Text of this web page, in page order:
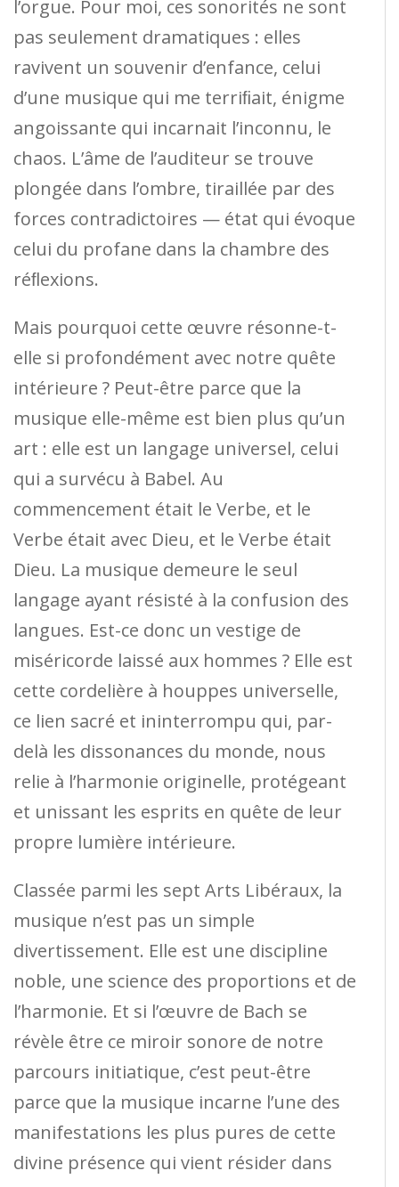
l’orgue. Pour moi, ces sonorités ne sont
pas seulement dramatiques : elles
ravivent un souvenir d’enfance, celui
d’une musique qui me terriﬁait, énigme
angoissante qui incarnait l’inconnu, le
chaos. L’âme de l’auditeur se trouve
plongée dans l’ombre, tiraillée par des
forces contradictoires — état qui évoque
celui du profane dans la chambre des
réﬂexions.
Mais pourquoi cette œuvre résonne-t-
elle si profondément avec notre quête
intérieure ? Peut-être parce que la
musique elle-même est bien plus qu’un
art : elle est un langage universel, celui
qui a survécu à Babel. Au
commencement était le Verbe, et le
Verbe était avec Dieu, et le Verbe était
Dieu. La musique demeure le seul
langage ayant résisté à la confusion des
langues. Est-ce donc un vestige de
miséricorde laissé aux hommes ? Elle est
cette cordelière à houppes universelle,
ce lien sacré et ininterrompu qui, par-
delà les dissonances du monde, nous
relie à l’harmonie originelle, protégeant
et unissant les esprits en quête de leur
propre lumière intérieure.
Classée parmi les sept Arts Libéraux, la
musique n’est pas un simple
divertissement. Elle est une discipline
noble, une science des proportions et de
l’harmonie. Et si l’œuvre de Bach se
révèle être ce miroir sonore de notre
parcours initiatique, c’est peut-être
parce que la musique incarne l’une des
manifestations les plus pures de cette
divine présence qui vient résider dans